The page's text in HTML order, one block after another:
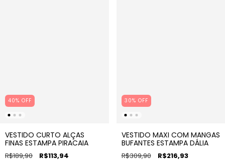
40% OFF
VESTIDO CURTO ALÇAS
FINAS ESTAMPA PIRACAIA
R$189,90 R$113,94
30% OFF
VESTIDO MAXI COM MANGAS
BUFANTES ESTAMPA DÁLIA
R$309,90 R$216,93